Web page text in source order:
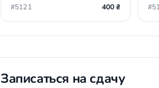
#5121 400 ₴
Записаться на сдачу